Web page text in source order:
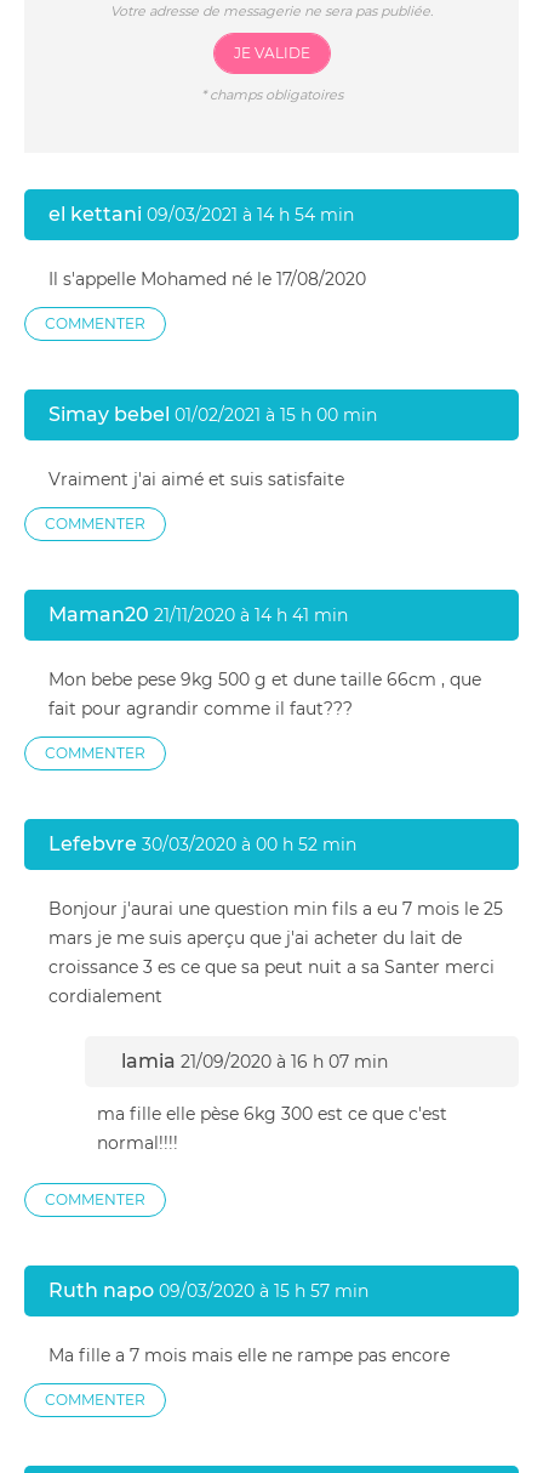
Votre adresse de messagerie ne sera pas publiée.
JE VALIDE
*champs obligatoires
el kettani 09/03/2021 à 14 h 54 min
Il s'appelle Mohamed né le 17/08/2020
COMMENTER
Simay bebel 01/02/2021 à 15 h 00 min
Vraiment j'ai aimé et suis satisfaite
COMMENTER
Maman20 21/11/2020 à 14 h 41 min
Mon bebe pese 9kg 500 g et dune taille 66cm , que
fait pour agrandir comme il faut???
COMMENTER
Lefebvre 30/03/2020 à 00 h 52 min
Bonjour j'aurai une question min fils a eu 7 mois le 25
mars je me suis aperçu que j'ai acheter du lait de
croissance 3 es ce que sa peut nuit a sa Santer merci
cordialement
lamia 21/09/2020 à 16 h 07 min
ma fille elle pèse 6kg 300 est ce que c'est
normal!!!!
COMMENTER
Ruth napo 09/03/2020 à 15 h 57 min
Ma fille a 7 mois mais elle ne rampe pas encore
COMMENTER